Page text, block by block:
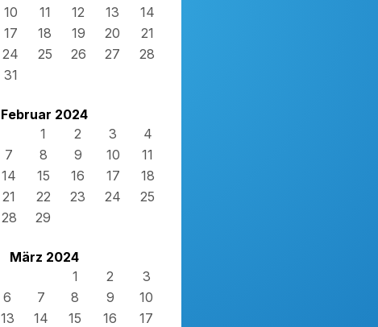
10 11 12 13
14
17 18 19 20
21
24 25 26 27
28
31
Februar 2024
1
2 3
4
7 8 9 10
11
14 15 16 17
18
21 22 23 24
25
28 29
März 2024
1
2
3
6 7 8 9
10
13 14 15 16
17